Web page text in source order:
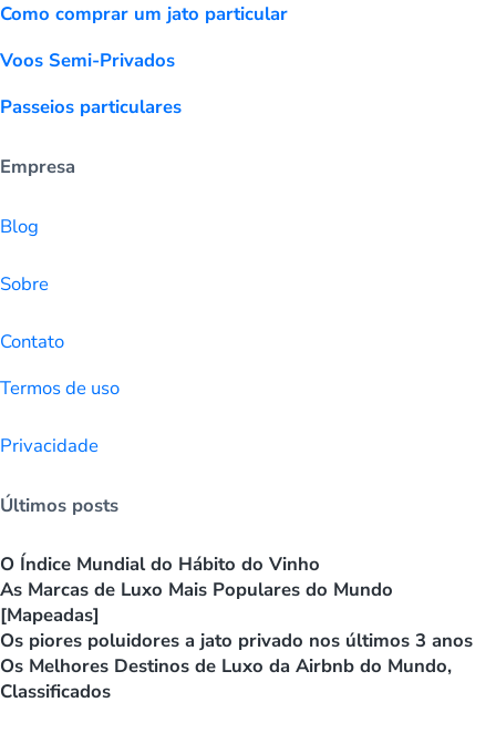
Como comprar um jato particular
Voos Semi-Privados
Passeios particulares
Empresa
Blog
Sobre
Contato
Termos de uso
Privacidade
Últimos posts
O Índice Mundial do Hábito do Vinho
As Marcas de Luxo Mais Populares do Mundo
[Mapeadas]
Os piores poluidores a jato privado nos últimos 3 anos
Os Melhores Destinos de Luxo da Airbnb do Mundo,
Classificados